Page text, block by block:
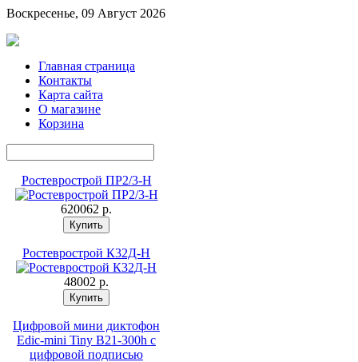
Воскресенье, 09 Август 2026
Главная страница
Контакты
Карта сайта
О магазине
Корзина
Ростеврострой ПР2/3-Н
620062 p.
Ростеврострой К32Д-Н
48002 p.
Цифровой мини диктофон
Edic-mini Tiny B21-300h с
цифровой подписью